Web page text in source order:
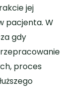
jej
pacjenta. W
gdy
proces